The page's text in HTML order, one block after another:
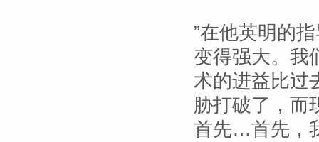
”在他英明的
变得强大。我
术的进益比过
胁打破了，而
首先…首先，